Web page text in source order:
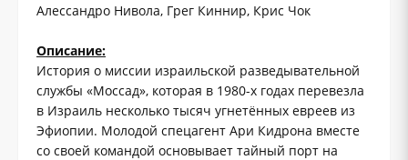
Алессандро Нивола, Грег Киннир, Крис Чок
Описание:
История о миссии израильской разведывательной
службы «Моссад», которая в 1980-х годах перевезла
в Израиль несколько тысяч угнетённых евреев из
Эфиопии. Молодой спецагент Ари Кидрона вместе
со своей командой основывает тайный порт на